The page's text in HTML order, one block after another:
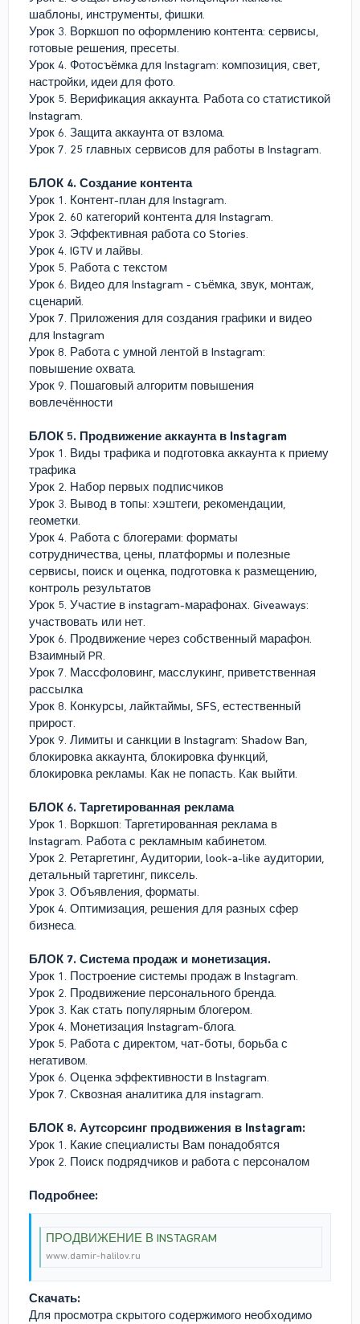
шаблоны, инструменты, фишки.
Урок 3. Воркшоп по оформлению контента: сервисы,
готовые решения, пресеты.
Урок 4. Фотосъёмка для Instagram: композиция, свет,
настройки, идеи для фото.
Урок 5. Верификация аккаунта. Работа со статистикой
Instagram.
Урок 6. Защита аккаунта от взлома.
Урок 7. 25 главных сервисов для работы в Instagram.
БЛОК 4. Создание контента
Урок 1. Контент-план для Instagram.
Урок 2. 60 категорий контента для Instagram.
Урок 3. Эффективная работа со Stories.
Урок 4. IGTV и лайвы.
Урок 5. Работа с текстом
Урок 6. Видео для Instagram - съёмка, звук, монтаж,
сценарий.
Урок 7. Приложения для создания графики и видео
для Instagram
Урок 8. Работа с умной лентой в Instagram:
повышение охвата.
Урок 9. Пошаговый алгоритм повышения
вовлечённости
БЛОК 5. Продвижение аккаунта в Instagram
Урок 1. Виды трафика и подготовка аккаунта к приему
трафика
Урок 2. Набор первых подписчиков
Урок 3. Вывод в топы: хэштеги, рекомендации,
геометки.
Урок 4. Работа с блогерами: форматы
сотрудничества, цены, платформы и полезные
сервисы, поиск и оценка, подготовка к размещению,
контроль результатов
Урок 5. Участие в instagram-марафонах. Giveaways:
участвовать или нет.
Урок 6. Продвижение через собственный марафон.
Взаимный PR.
Урок 7. Массфоловинг, масслукинг, приветственная
рассылка
Урок 8. Конкурсы, лайктаймы, SFS, естественный
прирост.
Урок 9. Лимиты и санкции в Instagram: Shadow Ban,
блокировка аккаунта, блокировка функций,
блокировка рекламы. Как не попасть. Как выйти.
БЛОК 6. Таргетированная реклама
Урок 1. Воркшоп: Таргетированная реклама в
Instagram. Работа с рекламным кабинетом.
Урок 2. Ретаргетинг, Аудитории, look-a-like аудитории,
детальный таргетинг, пиксель.
Урок 3. Объявления, форматы.
Урок 4. Оптимизация, решения для разных сфер
бизнеса.
БЛОК 7. Система продаж и монетизация.
Урок 1. Построение системы продаж в Instagram.
Урок 2. Продвижение персонального бренда.
Урок 3. Как стать популярным блогером.
Урок 4. Монетизация Instagram-блога.
Урок 5. Работа с директом, чат-боты, борьба с
негативом.
Урок 6. Оценка эффективности в Instagram.
Урок 7. Сквозная аналитика для instagram.
БЛОК 8. Аутсорсинг продвижения в Instagram:
Урок 1. Какие специалисты Вам понадобятся
Урок 2. Поиск подрядчиков и работа с персоналом
Подробнее:
ПРОДВИЖЕНИЕ В INSTAGRAM
www.damir-halilov.ru
Скачать:
Для просмотра скрытого содержимого необходимо